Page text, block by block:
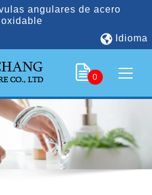
angulares de acero
Idioma
0